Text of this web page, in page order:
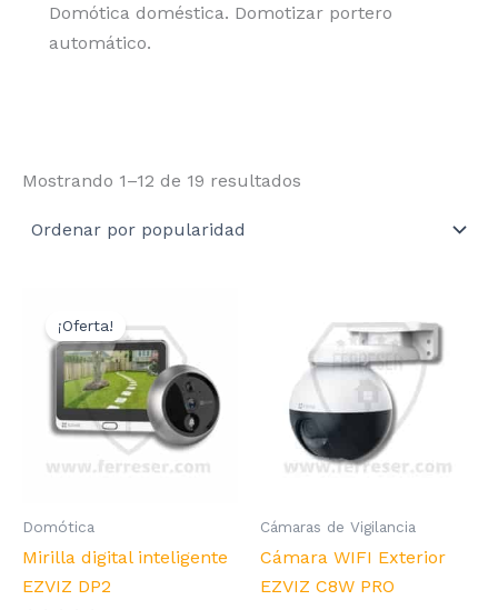
Domótica doméstica. Domotizar portero
automático.
Mostrando 1–12 de 19 resultados
¡Oferta!
Domótica
Mirilla digital inteligente
EZVIZ DP2
Cámaras de Vigilancia
Cámara WIFI Exterior
EZVIZ C8W PRO